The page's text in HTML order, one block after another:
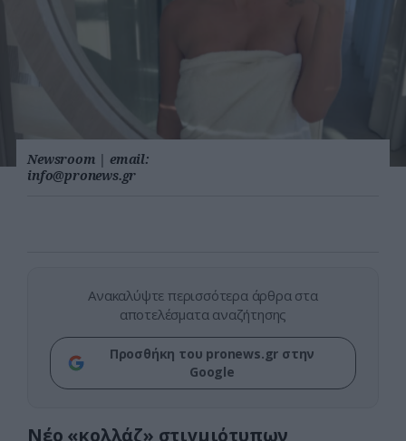
Newsroom | email:
info@pronews.gr
Ανακαλύψτε περισσότερα άρθρα στα
αποτελέσματα αναζήτησης
Προσθήκη του pronews.gr στην
Google
Νέο «κολλάζ» στιγμιότυπων